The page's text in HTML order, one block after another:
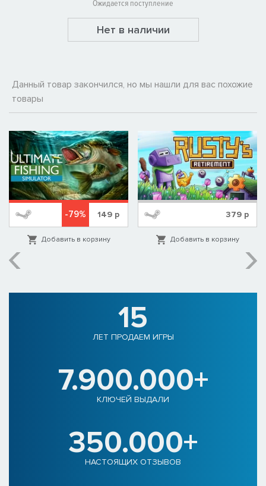
Ожидается поступление
Нет в наличии
Данный товар закончился, но мы нашли для вас похожие
товары
-79% 149 р
Добавить в корзину
379 р
Добавить в корзину
15
ЛЕТ ПРОДАЕМ ИГРЫ
7.900.000+
КЛЮЧЕЙ ВЫДАЛИ
350.000+
НАСТОЯЩИХ ОТЗЫВОВ